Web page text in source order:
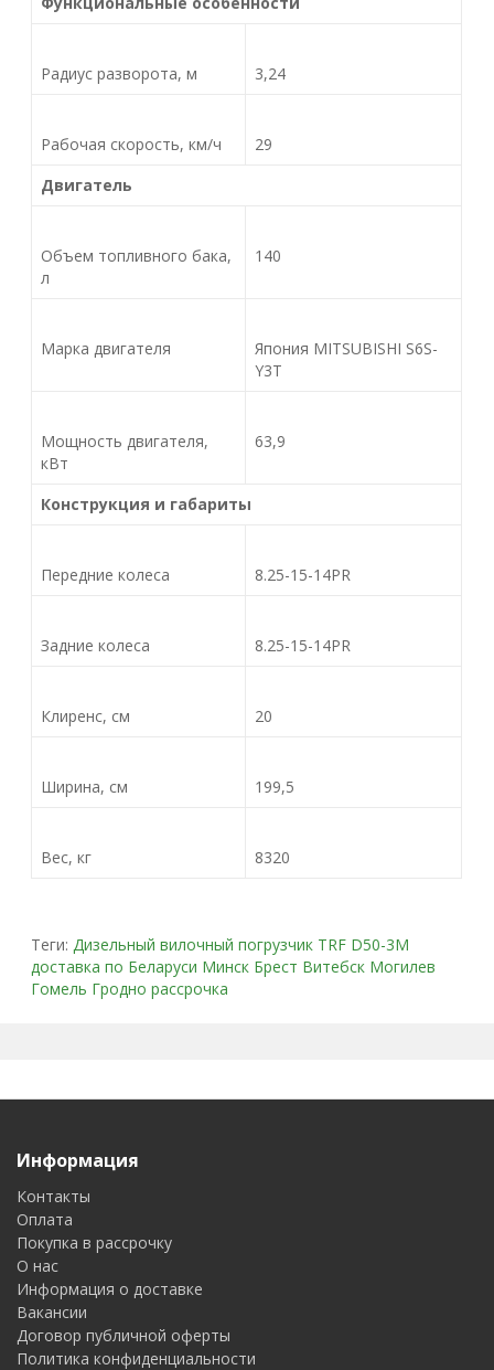
Радиус разворота, м 3,24
Рабочая скорость, км/ч
29
Двигатель
Объем топливного бака,
л
140
Марка двигателя
Япония MITSUBISHI S6S-
Y3T
Мощность двигателя,
кВт
63,9
Конструкция и габариты
Передние колеса 8.25-15-14PR
Задние колеса 8.25-15-14PR
Клиренс, см 20
Ширина, см 199,5
Вес, кг 8320
Теги: Дизельный вилочный погрузчик TRF D50-3M
доставка по Беларуси Минск Брест Витебск Могилев
Гомель Гродно рассрочка
Информация
Контакты
Оплата
Покупка в рассрочку
О нас
Информация о доставке
Вакансии
Договор публичной оферты
Политика конфиденциальности